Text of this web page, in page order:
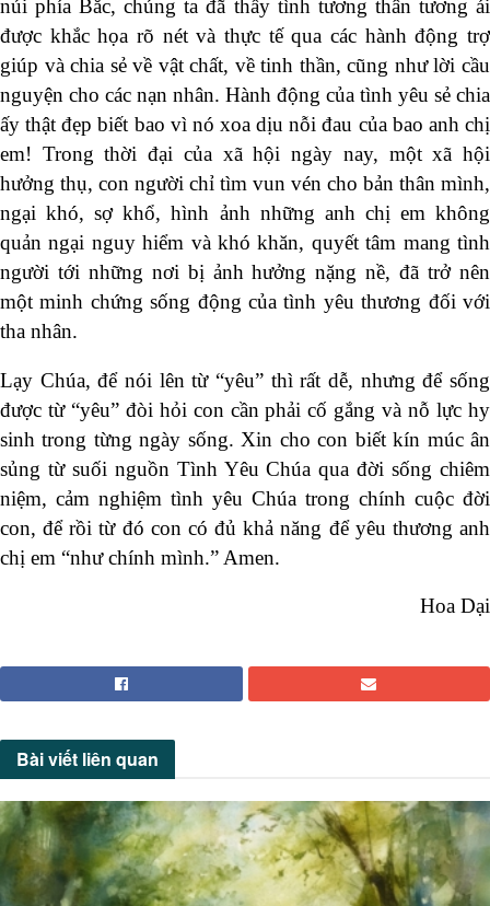
núi phía Bắc, chúng ta đã thấy tình tương thân tương ái
được khắc họa rõ nét và thực tế qua các hành động trợ
giúp và chia sẻ về vật chất, về tinh thần, cũng như lời cầu
nguyện cho các nạn nhân. Hành động của tình yêu sẻ chia
ấy thật đẹp biết bao vì nó xoa dịu nỗi đau của bao anh chị
em! Trong thời đại của xã hội ngày nay, một xã hội
hưởng thụ, con người chỉ tìm vun vén cho bản thân mình,
ngại khó, sợ khổ, hình ảnh những anh chị em không
quản ngại nguy hiểm và khó khăn, quyết tâm mang tình
người tới những nơi bị ảnh hưởng nặng nề, đã trở nên
một minh chứng sống động của tình yêu thương đối với
tha nhân.
Lạy Chúa, để nói lên từ “yêu” thì rất dễ, nhưng để sống
được từ “yêu” đòi hỏi con cần phải cố gắng và nỗ lực hy
sinh trong từng ngày sống. Xin cho con biết kín múc ân
sủng từ suối nguồn Tình Yêu Chúa qua đời sống chiêm
niệm, cảm nghiệm tình yêu Chúa trong chính cuộc đời
con, để rồi từ đó con có đủ khả năng để yêu thương anh
chị em “như chính mình.” Amen.
Hoa Dại
Bài viết liên quan